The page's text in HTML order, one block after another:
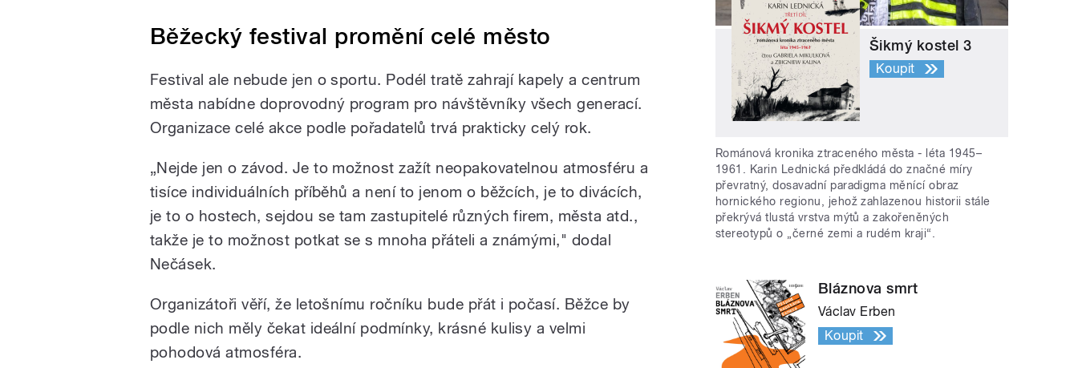
Běžecký festival promění celé město
Festival ale nebude jen o sportu. Podél tratě zahrají kapely a centrum
města nabídne doprovodný program pro návštěvníky všech generací.
Organizace celé akce podle pořadatelů trvá prakticky celý rok.
„Nejde jen o závod. Je to možnost zažít neopakovatelnou atmosféru a
tisíce individuálních příběhů a není to jenom o běžcích, je to divácích,
je to o hostech, sejdou se tam zastupitelé různých firem, města atd.,
takže je to možnost potkat se s mnoha přáteli a známými," dodal
Nečásek.
Organizátoři věří, že letošnímu ročníku bude přát i počasí. Běžce by
podle nich měly čekat ideální podmínky, krásné kulisy a velmi
pohodová atmosféra.
Šikmý kostel 3
Koupit
Románová kronika ztraceného města - léta 1945–
1961. Karin Lednická předkládá do značné míry
převratný, dosavadní paradigma měnící obraz
hornického regionu, jehož zahlazenou historii stále
překrývá tlustá vrstva mýtů a zakořeněných
stereotypů o „černé zemi a rudém kraji“.
Bláznova smrt
Václav Erben
Koupit